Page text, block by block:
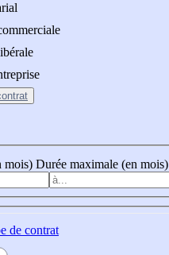
mois) Durée maximale (en mois)
de contrat